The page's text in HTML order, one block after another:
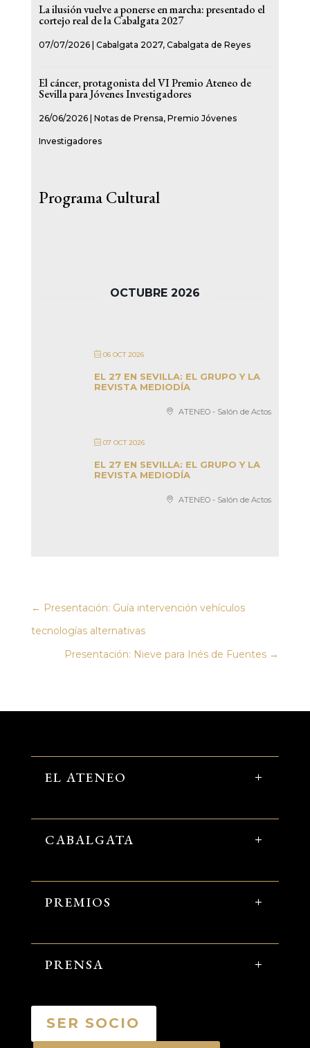
La ilusión vuelve a ponerse en marcha: presentado el
cortejo real de la Cabalgata 2027
07/07/2026| Cabalgata 2027, Cabalgata de Reyes
El cáncer, protagonista del VI Premio Ateneo de
Sevilla para Jóvenes Investigadores
26/06/2026| Notas de Prensa, Premio Jóvenes
Investigadores
Programa Cultural
OCTUBRE 2026
06 OCT 2026
EL 27 EN SEVILLA: EL GRUPO Y LA
REVISTA MEDIODÍA
ATENEO - Salón de Actos
07 OCT 2026
EL 27 EN SEVILLA: EL GRUPO Y LA
REVISTA MEDIODÍA
ATENEO - Salón de Actos
← Presentación: Guía intervención vehículos
tecnologías alternativas
Presentación: Nieve para Inés de Fuentes →
EL ATENEO
CABALGATA
PREMIOS
PRENSA
SER SOCIO